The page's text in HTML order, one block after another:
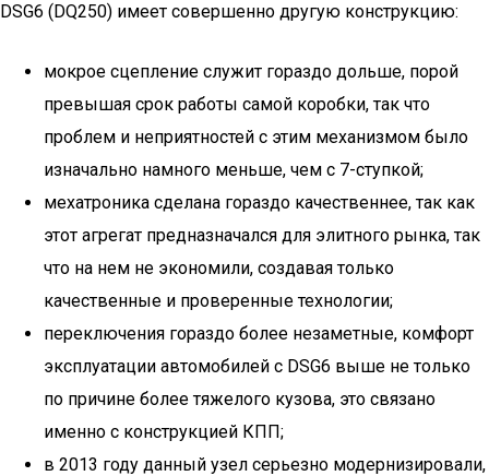
DSG6 (DQ250) имеет совершенно другую конструкцию:
мокрое сцепление служит гораздо дольше, порой
превышая срок работы самой коробки, так что
проблем и неприятностей с этим механизмом было
изначально намного меньше, чем с 7-ступкой;
мехатроника сделана гораздо качественнее, так как
этот агрегат предназначался для элитного рынка, так
что на нем не экономили, создавая только
качественные и проверенные технологии;
переключения гораздо более незаметные, комфорт
эксплуатации автомобилей с DSG6 выше не только
по причине более тяжелого кузова, это связано
именно с конструкцией КПП;
в 2013 году данный узел серьезно модернизировали,